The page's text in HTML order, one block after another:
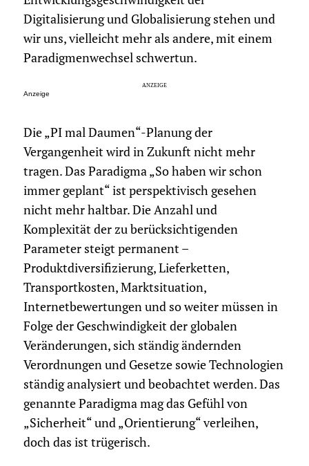
Digitalisierung und Globalisierung stehen und
wir uns, vielleicht mehr als andere, mit einem
Paradigmenwechsel schwertun.
Anzeige
Die „PI mal Daumen“-Planung der
Vergangenheit wird in Zukunft nicht mehr
tragen. Das Paradigma „So haben wir schon
immer geplant“ ist perspektivisch gesehen
nicht mehr haltbar. Die Anzahl und
Komplexität der zu berücksichtigenden
Parameter steigt permanent –
Produktdiversifizierung, Lieferketten,
Transportkosten, Marktsituation,
Internetbewertungen und so weiter müssen in
Folge der Geschwindigkeit der globalen
Veränderungen, sich ständig ändernden
Verordnungen und Gesetze sowie Technologien
ständig analysiert und beobachtet werden. Das
genannte Paradigma mag das Gefühl von
„Sicherheit“ und „Orientierung“ verleihen,
doch das ist trügerisch.